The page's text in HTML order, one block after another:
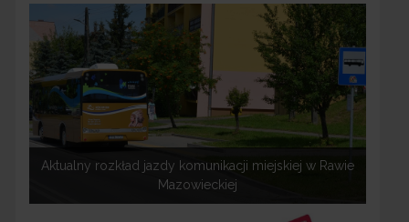
Aktualny rozkład jazdy komunikacji miejskiej w Rawie
Mazowieckiej